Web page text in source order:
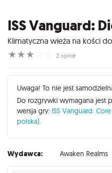
ISS Vanguard:
Klimatyczna wieża na kości
☆
☆
☆ 2 opinie
Uwaga! To nie jest
Do rozgrywki wymagana jest
wersja gry: ISS Vanguard:
polska).
Wydawca: Awaken Realms